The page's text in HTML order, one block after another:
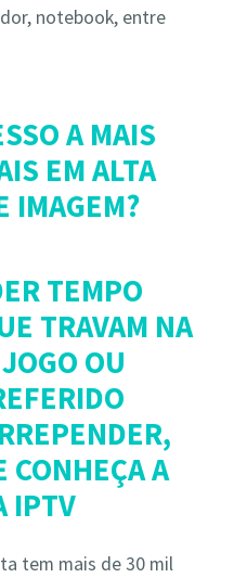
notebook, entre
A MAIS
EM ALTA
IMAGEM?
TEMPO
TRAVAM NA
OU
CONHEÇA A
IPTV
tem mais de 30 mil